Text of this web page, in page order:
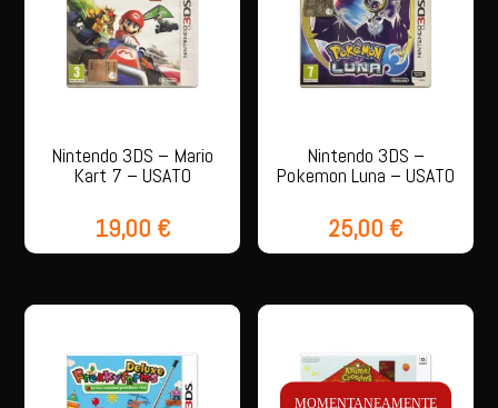
Nintendo 3DS – Mario
Kart 7 – USATO
19,00 €
Nintendo 3DS –
Pokemon Luna – USATO
25,00 €
MOMENTANEAMENTE